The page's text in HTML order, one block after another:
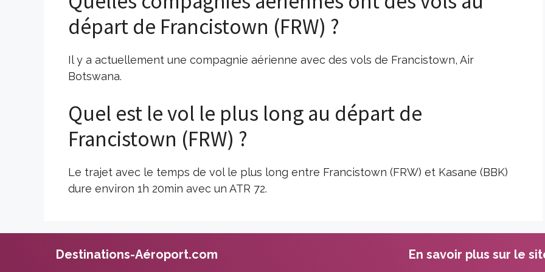
départ de Francistown (FRW) ?
Il y a actuellement une compagnie aérienne avec des vols de Francistown, Air
Botswana.
Quel est le vol le plus long au départ de
Francistown (FRW) ?
Le trajet avec le temps de vol le plus long entre Francistown (FRW) et Kasane (BBK)
dure environ 1h 20min avec un ATR 72.
Destinations-Aéroport.com En savoir plus sur le